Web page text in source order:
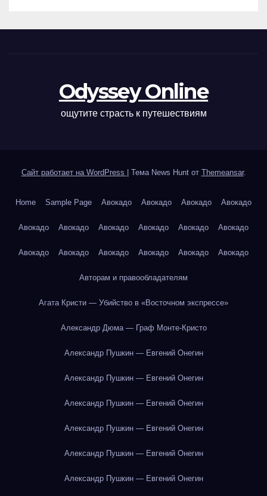
Odyssey Online
ощутите страсть к путешествиям
Сайт работает на WordPress Тема News Hunt от Themeansar.
Home Sample Page Авокадо Авокадо Авокадо Авокадо
Авокадо Авокадо Авокадо Авокадо Авокадо Авокадо
Авокадо Авокадо Авокадо Авокадо Авокадо Авокадо
Авторам и правообладателям
Агата Кристи — Убийство в «Восточном экспрессе»
Александр Дюма — Граф Монте-Кристо
Александр Пушкин — Евгений Онегин
Александр Пушкин — Евгений Онегин
Александр Пушкин — Евгений Онегин
Александр Пушкин — Евгений Онегин
Александр Пушкин — Евгений Онегин
Александр Пушкин — Евгений Онегин